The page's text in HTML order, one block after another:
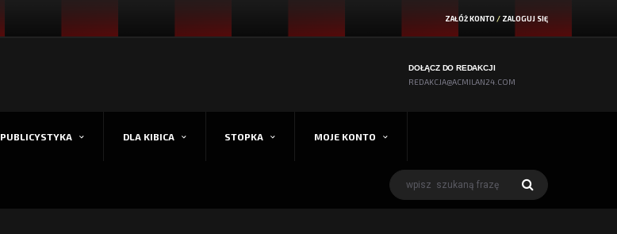
ZAŁÓŻ KONTO / ZALOGUJ SIĘ
DOŁĄCZ DO REDAKCJI
REDAKCJA@ACMILAN24.COM
PUBLICYSTYKA DLA KIBICA STOPKA MOJE KONTO